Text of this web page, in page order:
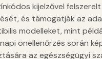
kijelzővel
és támogatják az
modelleket, mint
önellenőrzés során
az egészségügyi